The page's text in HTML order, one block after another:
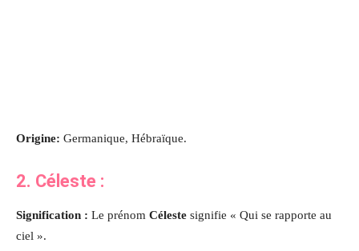
Origine: Germanique, Hébraïque.
2. Céleste :
Signification : Le prénom Céleste signifie « Qui se rapporte au
ciel ».